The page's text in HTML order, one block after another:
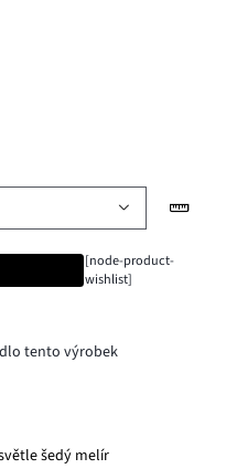
[node-product-
wishlist]
tento výrobek
šedý melír